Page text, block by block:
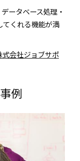
ータベース処理・
てくれる機能が満
会社ジョブサポ
例